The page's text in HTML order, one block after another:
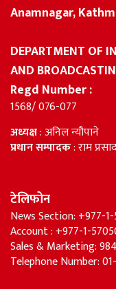
Anamnagar,
DEPARTMENT OF
AND
Regd Number :
1568/ 076-077
अध्यक्ष: अनिल न्यौपाने
प्रधान सम्पादक: राम
टेलिफोन
News Section: +977-
Account : +977-1-
Sales & Marketing:
Telephone Number: